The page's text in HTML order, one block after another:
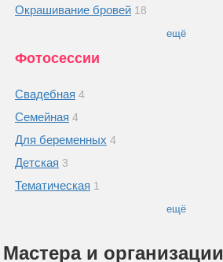
Окрашивание бровей 18
ещё
Фотосессии
Свадебная 4
Семейная 4
Для беременных 4
Детская 3
Тематическая 1
ещё
Мастера и организации